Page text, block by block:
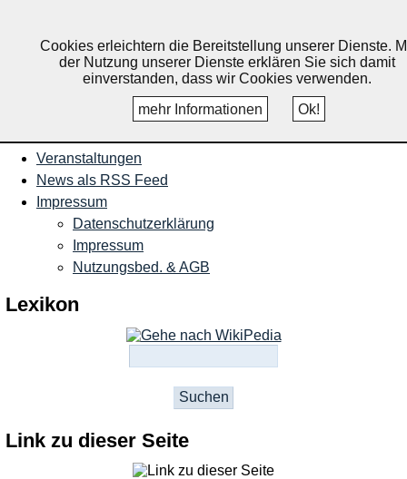
Ruppichteroth, Schönenberg,
Winterscheid
Veranstaltungen
News als RSS Feed
Impressum
Datenschutzerklärung
Impressum
Nutzungsbed. & AGB
Lexikon
Link zu dieser Seite
Cookies erleichtern die Bereitstellung unserer Dienste.
der Nutzung unserer Dienste erklären Sie sich damit
einverstanden, dass wir Cookies verwenden.
mehr Informationen
Ok!